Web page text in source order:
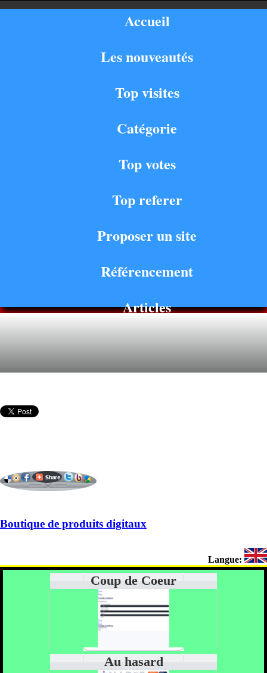
Accueil
Les nouveautés
Top visites
Catégorie
Top votes
Top referer
Proposer un site
Référencement
Articles
Boutique de produits digitaux
Langue:
Coup de Coeur
Au hasard